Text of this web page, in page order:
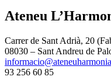
Ateneu
Carrer de Sant Adrià, 20
08030 – Sant Andreu de
93 256 60 85